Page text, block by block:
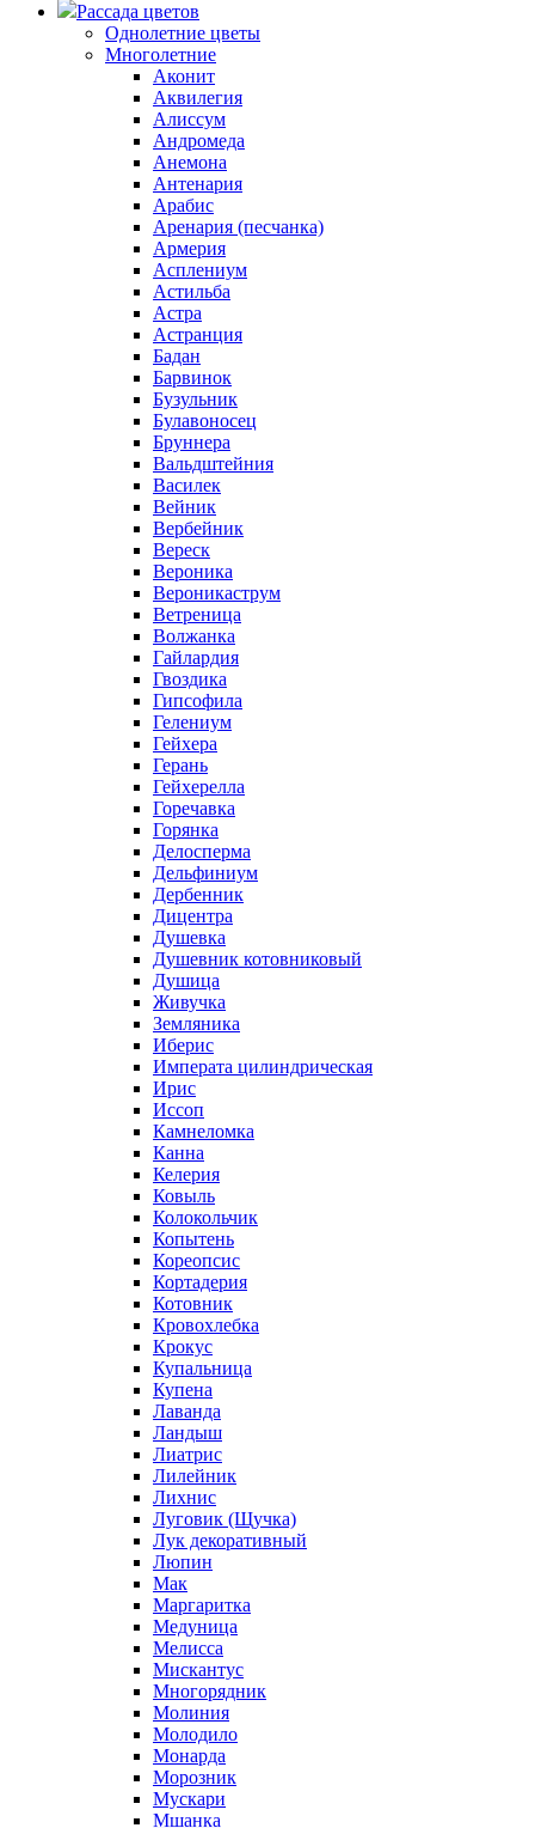
Рассада цветов
Однолетние цветы
Многолетние
Аконит
Аквилегия
Алиссум
Андромеда
Анемона
Антенария
Арабис
Аренария (песчанка)
Армерия
Асплениум
Астильба
Астра
Астранция
Бадан
Барвинок
Бузульник
Булавоносец
Бруннера
Вальдштейния
Василек
Вейник
Вербейник
Вереск
Вероника
Вероникаструм
Ветреница
Волжанка
Гайлардия
Гвоздика
Гипсофила
Гелениум
Гейхера
Герань
Гейхерелла
Горечавка
Горянка
Делосперма
Дельфиниум
Дербенник
Дицентра
Душевка
Душевник котовниковый
Душица
Живучка
Земляника
Иберис
Императа цилиндрическая
Ирис
Иссоп
Камнеломка
Канна
Келерия
Ковыль
Колокольчик
Копытень
Кореопсис
Кортадерия
Котовник
Кровохлебка
Крокус
Купальница
Купена
Лаванда
Ландыш
Лиатрис
Лилейник
Лихнис
Луговик (Щучка)
Лук декоративный
Люпин
Мак
Маргаритка
Медуница
Мелисса
Мискантус
Многорядник
Молиния
Молодило
Монарда
Морозник
Мускари
Мшанка